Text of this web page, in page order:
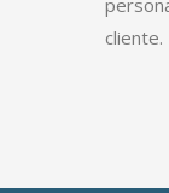
cliente.